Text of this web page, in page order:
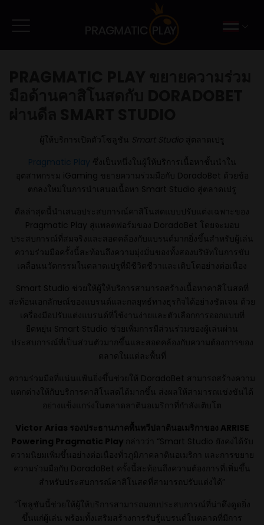
ผู้ให้บริการเปิดตัวโซลูชัน Smart Studio สู่ตลาดเปรู
Pragmatic Play ซึ่งเป็นหนึ่งในผู้ให้บริการเนื้อหาชั้นนำใน
อุตสาหกรรม iGaming ขยายความร่วมมือกับ DoradoBet ด้วยข้อ
ตกลงใหม่ในการนำเสนอเนื้อหา Smart Studio สู่ตลาดเปรู
ดีลล่าสุดนี้นำเสนอประสบการณ์คาสิโนสดแบบปรับแต่งเฉพาะของ
Pragmatic Play สู่แพลตฟอร์มของ DoradoBet โดยจะมอบ
ประสบการณ์ที่สมจริงและสอดคล้องกับแบรนด์มากยิ่งขึ้นสำหรับผู้เล่น
ความร่วมมือครั้งนี้สะท้อนถึงความมุ่งมั่นของทั้งสองบริษัทในการขับ
เคลื่อนนวัตกรรมในตลาดเปรูที่มีชีวิตชีวาและเติบโตอย่างต่อเนื่อง
Smart Studio ช่วยให้ผู้ให้บริการสามารถสร้างเนื้อหาคาสิโนสดที่
สะท้อนเอกลักษณ์ของแบรนด์และกลยุทธ์ทางธุรกิจได้อย่างชัดเจน ด้วย
เครื่องมือปรับแต่งแบรนด์ที่ใช้งานง่ายและตัวเลือกการออกแบบที่
ยืดหยุ่น Smart Studio ช่วยเพิ่มการมีส่วนร่วมของผู้เล่นผ่าน
ประสบการณ์ที่เป็นส่วนตัวมากขึ้นและสอดคล้องกับความต้องการของ
ตลาดในแต่ละพื้นที่
ความร่วมมือที่แน่นแฟ้นยิ่งขึ้นช่วยให้ DoradoBet สามารถสร้างความ
แตกต่างให้กับบริการคาสิโนสดได้มากขึ้น ส่งผลให้สามารถแข่งขันได้
อย่างแข็งแกร่งในตลาดลาตินอเมริกาที่กำลังเติบโต
Victor Arias รองประธานภาคพื้นทวีปลาตินอเมริกาของ ARRISE
Powering Pragmatic Play กล่าวว่า “Smart Studio ยังคงได้รับ
ความนิยมเพิ่มขึ้นอย่างต่อเนื่องทั่วภูมิภาคลาตินอเมริกา และการขยาย
ความร่วมมือกับ DoradoBet ครั้งนี้สะท้อนถึงความต้องการที่เพิ่มขึ้น
สำหรับประสบการณ์คาสิโนสดที่สามารถปรับแต่งได้”
“โซลูชันนี้ช่วยให้ผู้ให้บริการสามารถมอบประสบการณ์ที่น่าดึงดูดยิ่ง
ขึ้นแก่ผู้เล่น พร้อมทั้งเสริมสร้างการรับรู้แบรนด์ในตลาดที่มีการ